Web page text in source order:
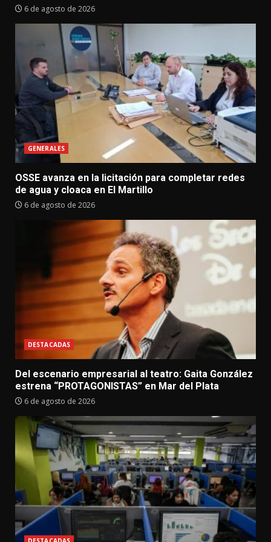
6 de agosto de 2026
GENERALES
OSSE avanza en la licitación para completar redes
de agua y cloaca en El Martillo
6 de agosto de 2026
DESTACADAS
Del escenario empresarial al teatro: Gaita González
estrena “PROTAGONISTAS” en Mar del Plata
6 de agosto de 2026